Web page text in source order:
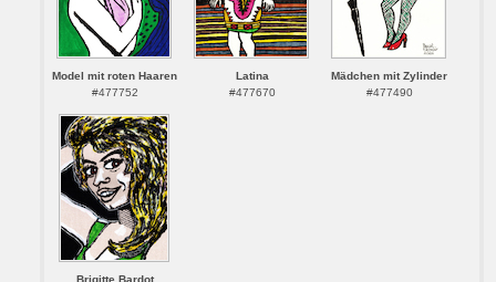
Model mit roten Haaren
#477752
Latina
#477670
Mädchen mit Zylinder
#477490
Brigitte Bardot